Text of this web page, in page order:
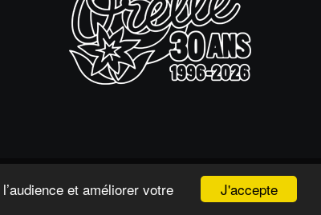
J'accepte
et améliorer votre © Orelle - Les 3 Vallées